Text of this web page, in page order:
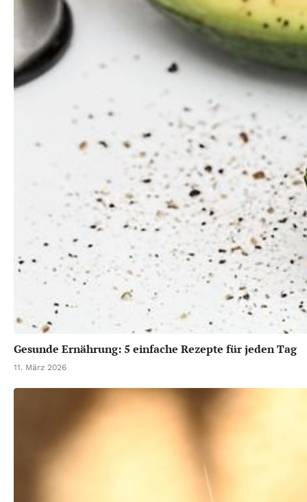
Gesunde Ernährung: 5 einfache Rezepte für jeden Tag
11. März 2026